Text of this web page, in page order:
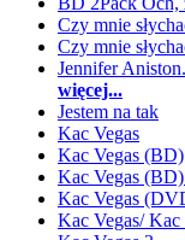
Czy mnie
Czy mnie
Jennifer
więcej...
Jestem na tak
Kac Vegas
Kac Vegas (BD)
Kac Vegas
Kac Vegas
Kac Vegas/